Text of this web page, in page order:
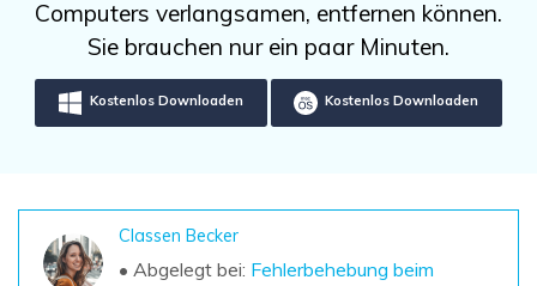
Unbegrenzte Daten vom Mac-System
wiederherstellen
Kostenlos Testen
Verlorene/gel?schte Daten kostenlos
Datenverlust-Szenarien
Aktuelles Thema
Sign In
search
Computers verlangsamen, entfernen können.
Sie brauchen nur ein paar Minuten.
Kostenlos Downloaden Kostenlos Downloaden
Classen Becker
• Abgelegt bei: Fehlerbehebung beim